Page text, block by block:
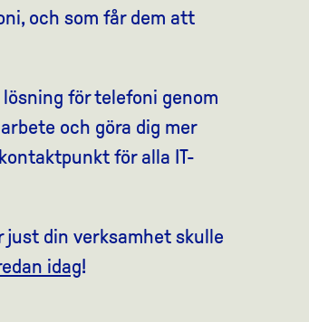
och som får dem att
för telefoni genom
och göra dig mer
för alla IT-
just din verksamhet skulle
idag!